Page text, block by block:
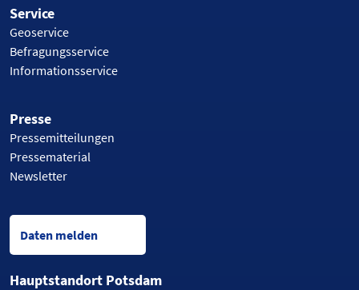
Service
Geoservice
Befragungsservice
Informationsservice
Presse
Pressemitteilungen
Pressematerial
Newsletter
Daten melden
Hauptstandort Potsdam